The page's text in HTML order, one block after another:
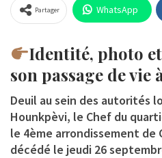
Partager WhatsApp
Identité, photo
son passage de vie
Deuil au sein des autorités
Hounkpèvi, le Chef du
le 4ème arrondissement de
décédé le jeudi 26